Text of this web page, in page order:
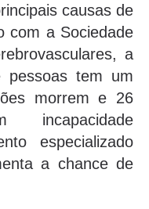
causas de
com a Sociedade
a
pessoas tem um
morrem e 26
especializado
a chance de